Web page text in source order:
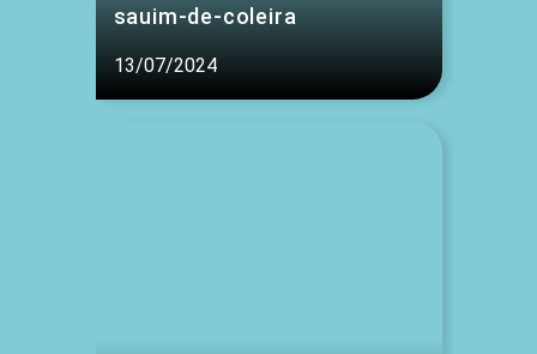
sauim-de-coleira
13/07/2024